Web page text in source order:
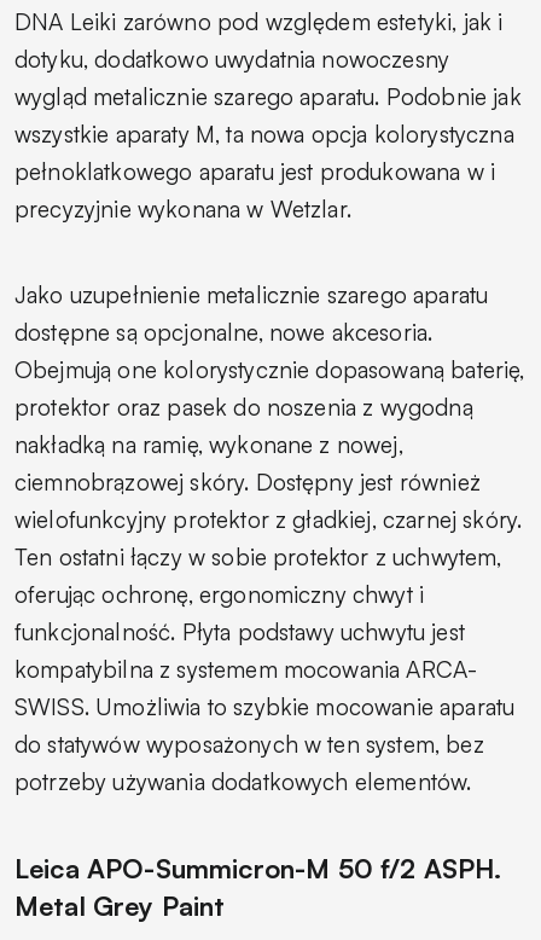
DNA Leiki zarówno pod względem estetyki, jak i
dotyku, dodatkowo uwydatnia nowoczesny
wygląd metalicznie szarego aparatu. Podobnie jak
wszystkie aparaty M, ta nowa opcja kolorystyczna
pełnoklatkowego aparatu jest produkowana w i
precyzyjnie wykonana w Wetzlar.
Jako uzupełnienie metalicznie szarego aparatu
dostępne są opcjonalne, nowe akcesoria.
Obejmują one kolorystycznie dopasowaną baterię,
protektor oraz pasek do noszenia z wygodną
nakładką na ramię, wykonane z nowej,
ciemnobrązowej skóry. Dostępny jest również
wielofunkcyjny protektor z gładkiej, czarnej skóry.
Ten ostatni łączy w sobie protektor z uchwytem,
oferując ochronę, ergonomiczny chwyt i
funkcjonalność. Płyta podstawy uchwytu jest
kompatybilna z systemem mocowania ARCA-
SWISS. Umożliwia to szybkie mocowanie aparatu
do statywów wyposażonych w ten system, bez
potrzeby używania dodatkowych elementów.
Leica APO-Summicron-M 50 f/2 ASPH.
Metal Grey Paint